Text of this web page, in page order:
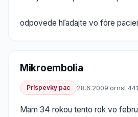
odpovede hľadajte vo fóre
Mikroembolia
Príspevky pac 28.6.2009·ornst·
Mam 34 rokou tento rok vo